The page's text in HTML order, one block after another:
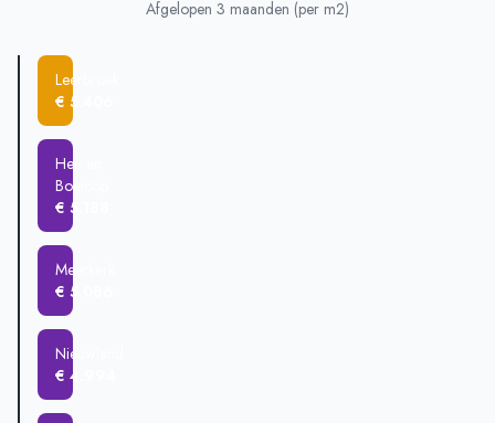
€ 747.525
Meerkerk
Leerdam
Ameide
Leerbroek
Afgelopen 3 maanden (per m2)
Leerbroek
€ 5.406
Hei- en
Boeicop
€ 5.188
Meerkerk
€ 5.086
Nieuwland
€ 4.994